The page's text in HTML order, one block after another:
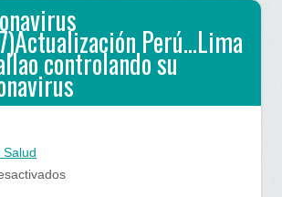
Perú…Lima
controlando su
Salud
en